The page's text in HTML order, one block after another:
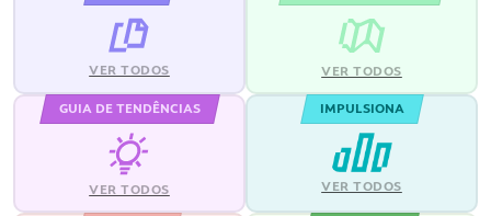
VER TODOS VER TODOS
GUIA DE TENDÊNCIAS
VER TODOS
IMPULSIONA
VER TODOS